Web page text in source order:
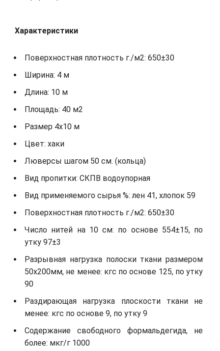
Характеристики
Поверхностная плотность г./м2: 650±30
Ширина: 4 м
Длина: 10 м
Площадь: 40 м2
Размер 4х10 м
Цвет: хаки
Люверсы шагом 50 см. (кольца)
Вид пропитки: СКПВ водоупорная
Вид применяемого сырья %: лен 41, хлопок 59
Поверхностная плотность г./м2: 650±30
Число нитей на 10 см: по основе 554±15, по
утку 97±3
Разрывная нагрузка полоски ткани размером
50х200мм, не менее: кгс по основе 125, по утку
90
Раздирающая нагрузка плоскости ткани не
менее: кгс по основе 9, по утку 9
Содержание свободного формальдегида, не
более: мкг/г 1000